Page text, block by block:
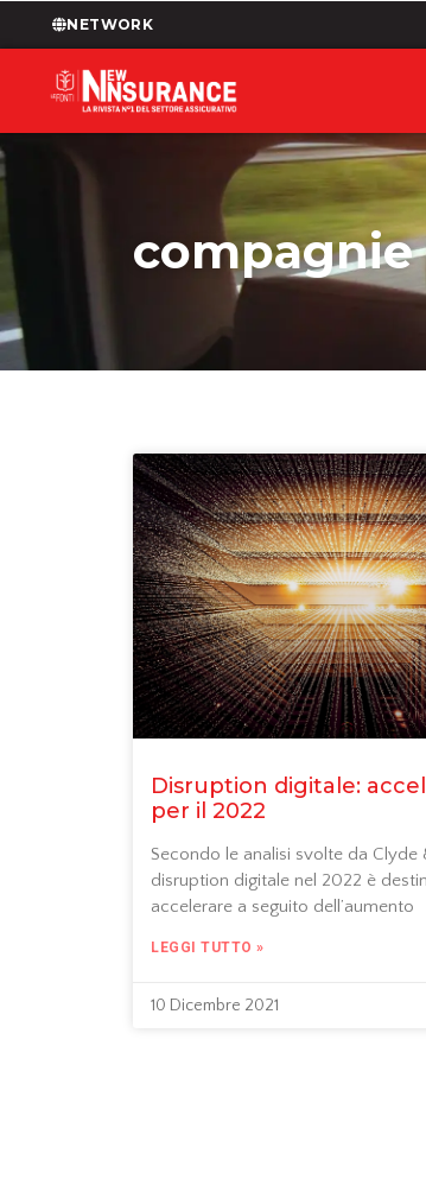
NETWORK
compagnie
Disruption digitale:
per il 2022
Secondo le analisi svolte da Clyde
disruption digitale nel 2022 è
accelerare a seguito dell’aumento
LEGGI TUTTO »
10 Dicembre 2021